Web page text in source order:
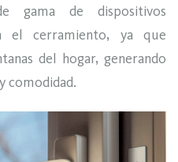
gama de dispositivos
el cerramiento, ya que
del hogar, generando
comodidad.